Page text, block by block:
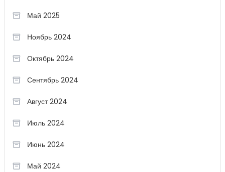
Май 2025
Ноябрь 2024
Октябрь 2024
Сентябрь 2024
Август 2024
Июль 2024
Июнь 2024
Май 2024